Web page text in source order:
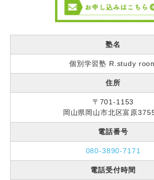
塾名
個別学習塾 R.study
住所
〒701-1153
岡山県岡山市北区富原
電話番号
080-3890-7171
電話受付時間